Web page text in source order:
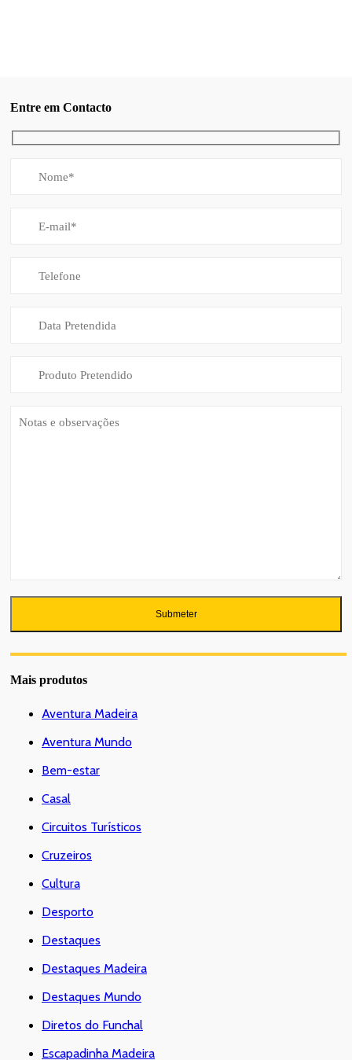
Entre em Contacto
Mais produtos
Aventura Madeira
Aventura Mundo
Bem-estar
Casal
Circuitos Turísticos
Cruzeiros
Cultura
Desporto
Destaques
Destaques Madeira
Destaques Mundo
Diretos do Funchal
Escapadinha Madeira